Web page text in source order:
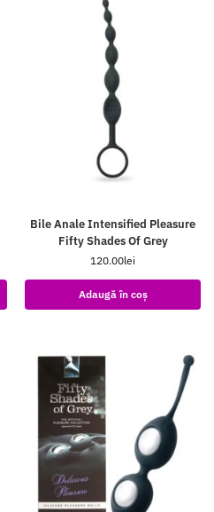
Bile Anale Intensified Pleasure
Fifty Shades Of Grey
120.00lei
Adaugă în coș